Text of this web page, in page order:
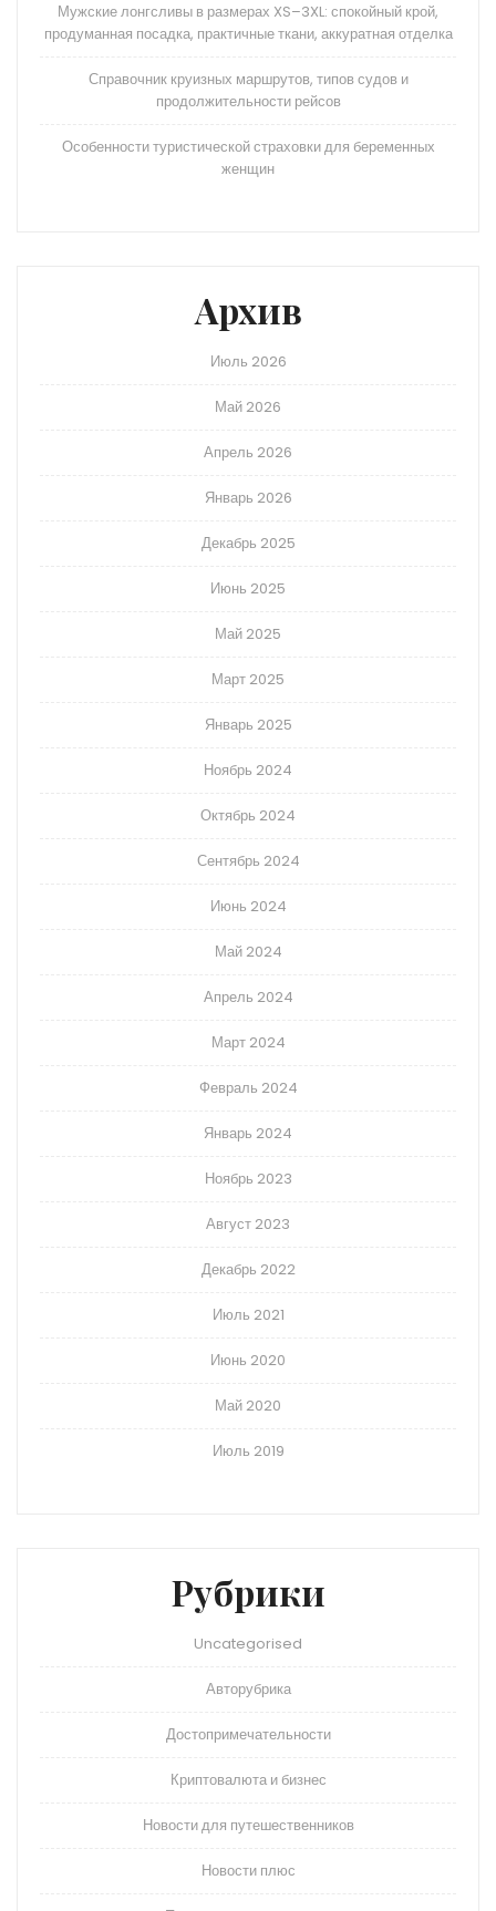
Мужские лонгсливы в размерах XS–3XL: спокойный крой,
продуманная посадка, практичные ткани, аккуратная отделка
Справочник круизных маршрутов, типов судов и
продолжительности рейсов
Особенности туристической страховки для беременных
женщин
Архив
Июль 2026
Май 2026
Апрель 2026
Январь 2026
Декабрь 2025
Июнь 2025
Май 2025
Март 2025
Январь 2025
Ноябрь 2024
Октябрь 2024
Сентябрь 2024
Июнь 2024
Май 2024
Апрель 2024
Март 2024
Февраль 2024
Январь 2024
Ноябрь 2023
Август 2023
Декабрь 2022
Июль 2021
Июнь 2020
Май 2020
Июль 2019
Рубрики
Uncategorised
Авторубрика
Достопримечательности
Криптовалюта и бизнес
Новости для путешественников
Новости плюс